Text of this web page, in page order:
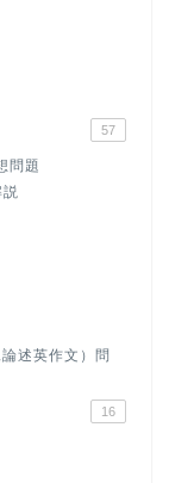
57
問題
述英作文）問
16